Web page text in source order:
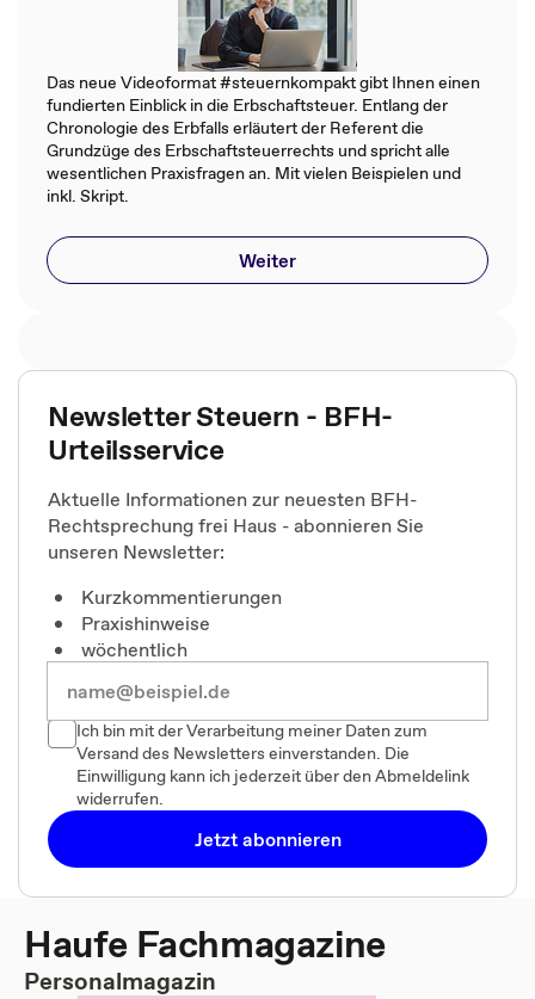
Das neue Videoformat #steuernkompakt gibt Ihnen einen
fundierten Einblick in die Erbschaftsteuer. Entlang der
Chronologie des Erbfalls erläutert der Referent die
Grundzüge des Erbschaftsteuerrechts und spricht alle
wesentlichen Praxisfragen an. Mit vielen Beispielen und
inkl. Skript.
Weiter
Newsletter Steuern - BFH-
Urteilsservice
Aktuelle Informationen zur neuesten BFH-
Rechtsprechung frei Haus - abonnieren Sie
unseren Newsletter:
Kurzkommentierungen
Praxishinweise
wöchentlich
Ich bin mit der Verarbeitung meiner Daten zum
Versand des Newsletters einverstanden. Die
Einwilligung kann ich jederzeit über den Abmeldelink
widerrufen.
Jetzt abonnieren
Haufe Fachmagazine
Personalmagazin